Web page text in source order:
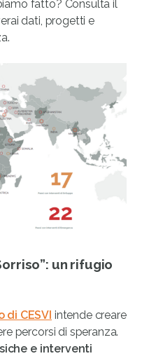
fatto? Consulta il
dati, progetti e
un rifugio
di CESVI intende creare
percorsi di speranza.
e interventi